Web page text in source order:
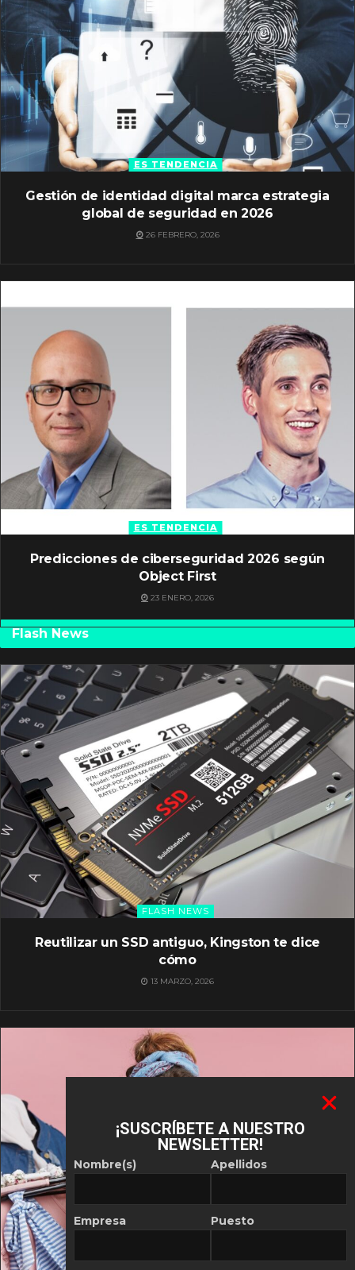
ES TENDENCIA
Gestión de identidad digital marca estrategia
global de seguridad en 2026
26 FEBRERO, 2026
ES TENDENCIA
Predicciones de ciberseguridad 2026 según
Object First
23 ENERO, 2026
Flash News
FLASH NEWS
Reutilizar un SSD antiguo, Kingston te dice
cómo
13 MARZO, 2026
¡SUSCRÍBETE A NUESTRO
NEWSLETTER!
Nombre(s)
Empresa
Apellidos
Puesto